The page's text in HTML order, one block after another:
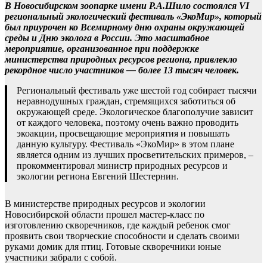
В Новосибирском зоопарке имени Р.А.Шило состоялся VI
региональный экологический фестиваль «ЭкоМир», который
был приурочен ко Всемирному дню охраны окружающей
среды и Дню эколога в России. Это масштабное
мероприятие, организованное при поддержке
министерства природных ресурсов региона, привлекло
рекордное число участников — более 13 тысяч человек.
Региональный фестиваль уже шестой год собирает тысячи
неравнодушных граждан, стремящихся заботиться об
окружающей среде. Экологическое благополучие зависит
от каждого человека, поэтому очень важно проводить
экоакции, просвещающие мероприятия и повышать
данную культуру. Фестиваль «ЭкоМир» в этом плане
является одним из лучших просветительских примеров, –
прокомментировал министр природных ресурсов и
экологии региона Евгений Шестернин.
В министерстве природных ресурсов и экологии
Новосибирской области прошел мастер-класс по
изготовлению скворечников, где каждый ребенок смог
проявить свои творческие способности и сделать своими
руками домик для птиц. Готовые скворечники юные
участники забрали с собой.